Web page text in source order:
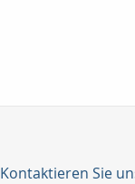
Kontaktieren Sie